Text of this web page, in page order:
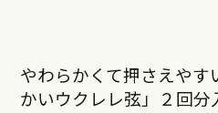
やわらかくて押さえやす
かいウクレレ弦」２回